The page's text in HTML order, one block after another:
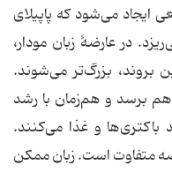
ایجاد می‌شود که پاپیلای
در عارضهٔ زبان مودار،
بروند، بزرگ‌تر می‌شوند.
به ۱۸ میلیمتر هم برسد و هم‌زمان با رشد
باکتری‌ها و غذا می‌کنند.
متفاوت است. زبان ممکن